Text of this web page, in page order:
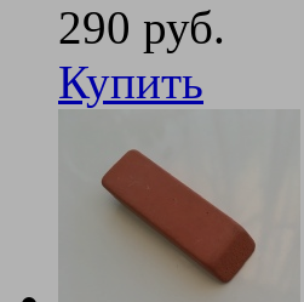
290 руб.
Купить